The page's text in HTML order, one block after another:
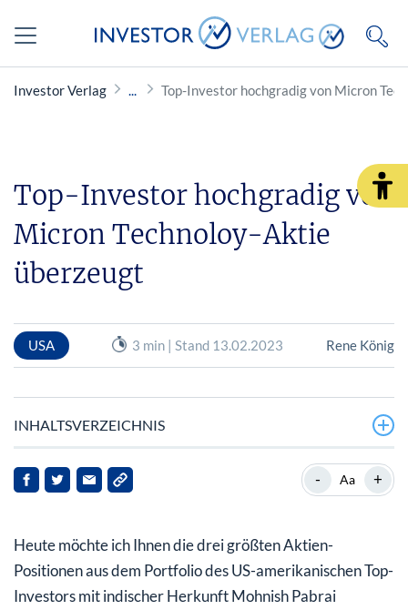
Investor Verlag Top-Investor hochgradig von Micron
Top-Investor hochgradig von
Micron Technoloy-Aktie
überzeugt
USA 3 min | Stand 13.02.2023 Rene König
INHALTSVERZEICHNIS
Micron Technology
Seritage Growth Properties
- Aa +
Heute möchte ich Ihnen die drei größten Aktien-
Positionen aus dem Portfolio des US-amerikanischen Top-
Investors mit indischer Herkunft Mohnish Pabrai